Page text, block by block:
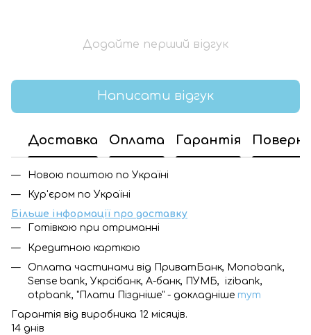
Додайте перший відгук
Написати відгук
Доставка Оплата Гарантія
Новою поштою по Україні
Кур'єром по Україні
Більше інформації про доставку
Готівкою при отриманні
Кредитною карткою
Оплата частинами від ПриватБанк, Monobank,
Sense bank, Укрсібанк, А-банк, ПУМБ, izibank,
otpbank, "Плати Піздніше" - докладніше тут
Гарантія від виробника 12 місяців.
14 днів